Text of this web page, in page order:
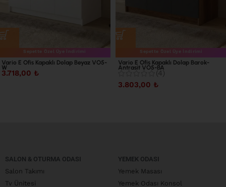
Sepette Özel Üye İndirimi
Vario E Ofis Kapaklı Dolap Beyaz VO5-
W
3.718,00 ₺
Sepette Özel Üye İndirimi
Vario E Ofis Kapaklı Dolap Barok-
Antrasit VO5-BA
(4)
3.803,00 ₺
SALON & OTURMA ODASI
Salon Takımı
Tv Ünitesi
YEMEK ODASI
Yemek Masası
Yemek Odası Konsol